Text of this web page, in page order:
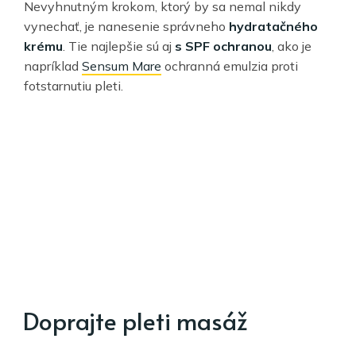
Nevyhnutným krokom, ktorý by sa nemal nikdy
vynechať, je nanesenie správneho hydratačného
krému. Tie najlepšie sú aj s SPF ochranou, ako je
napríklad Sensum Mare ochranná emulzia proti
fotstarnutiu pleti.
Doprajte pleti masáž